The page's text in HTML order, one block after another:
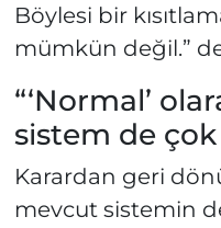
Böylesi bir
mümkün değil.”
“‘Normal’
sistem de çok
Karardan geri
mevcut sistemin